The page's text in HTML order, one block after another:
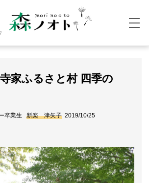
家ふるさと村 四季の
卒業生 新楽 津矢子 2019/10/25